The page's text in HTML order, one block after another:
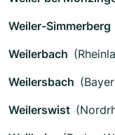
Weiler-Simmerberg
Weilerbach
Weilersbach
Weilerswist